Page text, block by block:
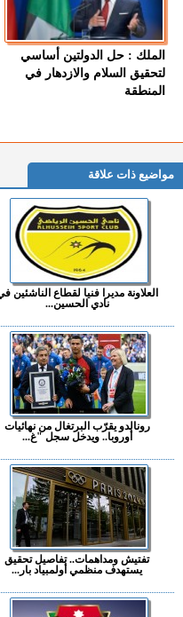
الملك : حل الدولتين أساسي
لتحقيق السلام والازدهار في
المنطقة
مواضيع ذات علاقة
العلاونة مديرا فنيا لقطاع الناشئين
نادي الحسين...
رونالدو يقرّب البرتغال من نهائيات
أوروبا.. ويدخل سجل "غ...
تفتيش ومداهمات.. تفاصيل تحقيق
يستهدف منظمي أولمبياد بار...